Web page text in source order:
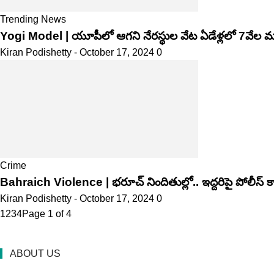
Trending News
Yogi Model | యూపీలో ఆగని నేరస్థుల వేట ఏడేళ్లలో 7వేల
Kiran Podishetty - October 17, 2024 0
Crime
Bahraich Violence | భరూచ్‌ నిందితుల్లో.. ఇద్దరిపై పోలీస్‌
Kiran Podishetty - October 17, 2024 0
1234Page 1 of 4
ABOUT US